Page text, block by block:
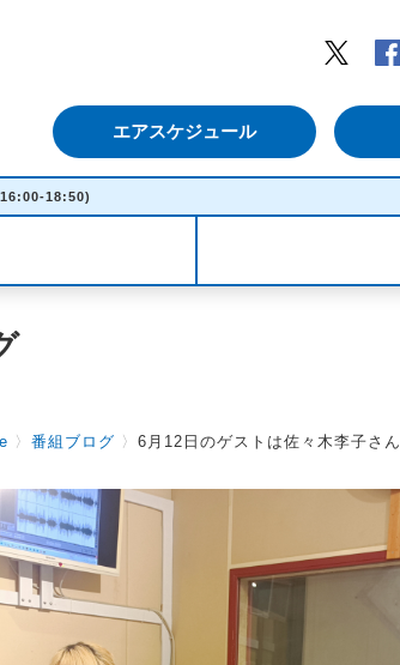
Twitter
エアスケジュール
18:50)
〉 番組ブログ 〉 6月12日のゲストは佐々木李子さん